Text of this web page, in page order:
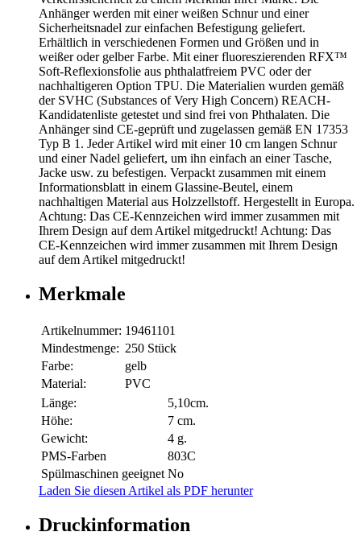
Anhänger werden mit einer weißen Schnur und einer
Sicherheitsnadel zur einfachen Befestigung geliefert.
Erhältlich in verschiedenen Formen und Größen und in
weißer oder gelber Farbe. Mit einer fluoreszierenden RFX™
Soft-Reflexionsfolie aus phthalatfreiem PVC oder der
nachhaltigeren Option TPU. Die Materialien wurden gemäß
der SVHC (Substances of Very High Concern) REACH-
Kandidatenliste getestet und sind frei von Phthalaten. Die
Anhänger sind CE-geprüft und zugelassen gemäß EN 17353
Typ B 1. Jeder Artikel wird mit einer 10 cm langen Schnur
und einer Nadel geliefert, um ihn einfach an einer Tasche,
Jacke usw. zu befestigen. Verpackt zusammen mit einem
Informationsblatt in einem Glassine-Beutel, einem
nachhaltigen Material aus Holzzellstoff. Hergestellt in Europa.
Achtung: Das CE-Kennzeichen wird immer zusammen mit
Ihrem Design auf dem Artikel mitgedruckt! Achtung: Das
CE-Kennzeichen wird immer zusammen mit Ihrem Design
auf dem Artikel mitgedruckt!
Merkmale
Artikelnummer: 19461101
Mindestmenge: 250 Stück
Farbe:
gelb
Material:
PVC
Länge:
5,10cm.
Höhe:
7 cm.
Gewicht:
4 g.
PMS-Farben
803C
Spülmaschinen geeignet No
Laden Sie diesen Artikel als PDF herunter
Druckinformation